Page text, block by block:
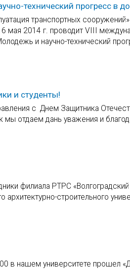
технический прогресс в
транспортных
мая 2014 г. проводит VIII
и научно-технический
и студенты!
с Днем Защитника
мы отдаем дань уважения и
филиала РТРС
архитектурно-строительного
в нашем университете прошел